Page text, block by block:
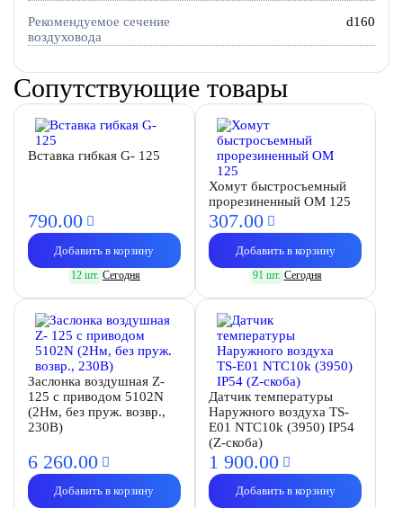
Рекомендуемое сечение
воздуховода
d160
Сопутствующие товары
Вставка гибкая G- 125
790.00
Добавить в корзину
12 шт. Сегодня
Хомут быстросъемный
прорезиненный OM 125
307.00
Добавить в корзину
91 шт. Сегодня
Заслонка воздушная Z-
125 с приводом 5102N
(2Нм, без пруж. возвр.,
230В)
6 260.00
Добавить в корзину
Датчик температуры
Наружного воздуха TS-
E01 NTC10k (3950) IP54
(Z-скоба)
1 900.00
Добавить в корзину